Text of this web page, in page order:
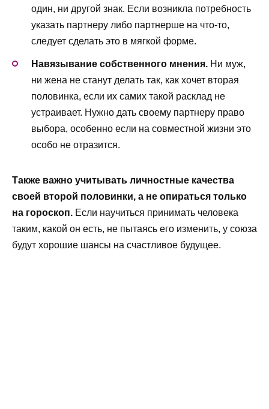
один, ни другой знак. Если возникла потребность
указать партнеру либо партнерше на что-то,
следует сделать это в мягкой форме.
Навязывание собственного мнения. Ни муж,
ни жена не станут делать так, как хочет вторая
половинка, если их самих такой расклад не
устраивает. Нужно дать своему партнеру право
выбора, особенно если на совместной жизни это
особо не отразится.
Также важно учитывать личностные качества
своей второй половинки, а не опираться только
на гороскоп. Если научиться принимать человека
таким, какой он есть, не пытаясь его изменить, у союза
будут хорошие шансы на счастливое будущее.